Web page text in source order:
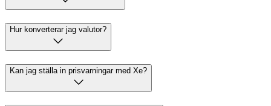
Hur konverterar jag valutor?
Kan jag ställa in prisvarningar med Xe?